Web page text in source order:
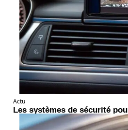
Actu
Les systèmes de sécurité